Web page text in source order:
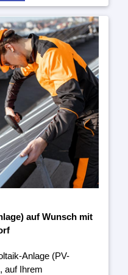
auf Wunsch mit
Anlage (PV-
auf Ihrem